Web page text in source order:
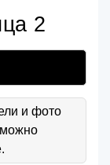
2
и фото